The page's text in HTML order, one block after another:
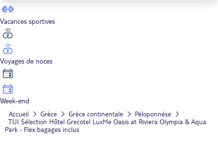
Vacances sportives
Voyages de noces
Week-end
Accueil Grèce Grèce continentale
Péloponnèse
TUI Sélection Hôtel Grecotel LuxMe Oasis at Riviera Olympia & Aqua
Park - Flex bagages inclus